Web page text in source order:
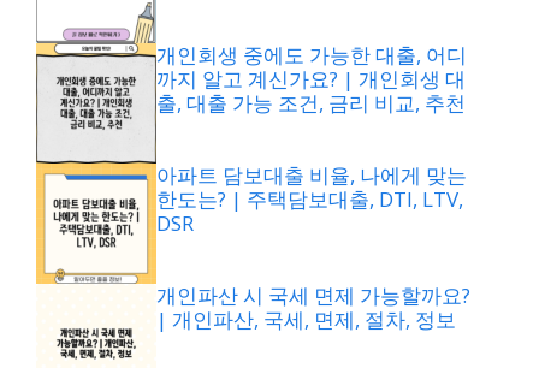
개인회생 중에도 가능한 대출, 어디
까지 알고 계신가요? | 개인회생 대
출, 대출 가능 조건, 금리 비교, 추천
아파트 담보대출 비율, 나에게 맞는
한도는? | 주택담보대출, DTI, LTV,
DSR
개인파산 시 국세 면제 가능할까요?
| 개인파산, 국세, 면제, 절차, 정보